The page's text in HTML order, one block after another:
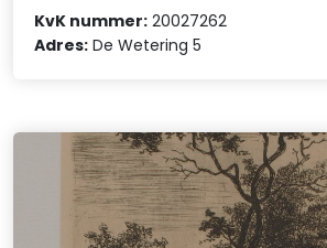
KvK nummer: 20027262
Adres: De Wetering 5